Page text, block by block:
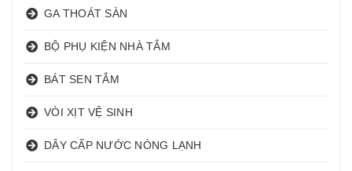
GA THOÁT SÀN
BỘ PHỤ KIỆN NHÀ TẮM
BÁT SEN TẮM
VÒI XỊT VỆ SINH
DÂY CẤP NƯỚC NÓNG LẠNH